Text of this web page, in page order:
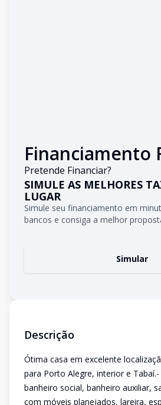
Financiamento
Pretende Financiar?
SIMULE AS MELHORES
LUGAR
Simule seu financiamento em
bancos e consiga a melhor
Simular
Descrição
Ótima casa em excelente
para Porto Alegre, interior e
banheiro social, banheiro auxiliar,
com móveis planejados, lareira,